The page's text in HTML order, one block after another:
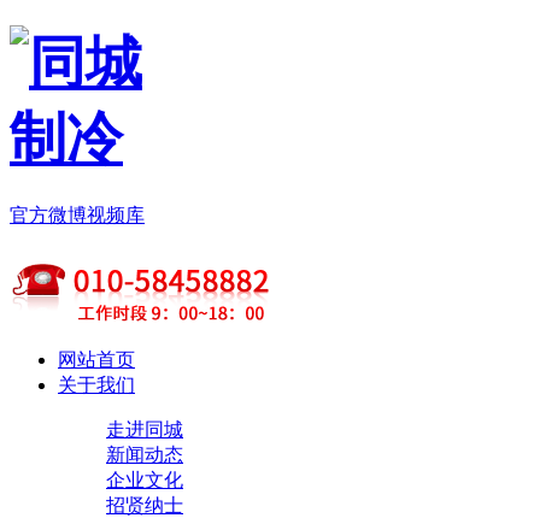
官方微博视频库
网站首页
关于我们
走进同城
新闻动态
企业文化
招贤纳士